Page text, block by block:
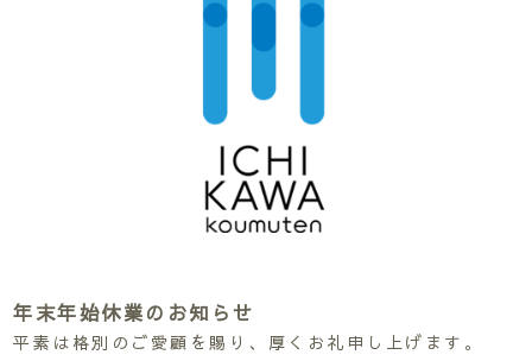
年末年始休業のお知らせ
平素は格別のご愛顧を賜り、厚くお礼申し上げます。